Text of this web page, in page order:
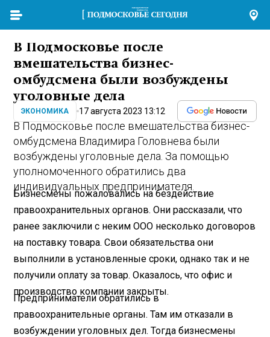
В Подмосковье после
вмешательства бизнес-
омбудсмена были возбуждены
уголовные дела
ЭКОНОМИКА 17 августа 2023 13:12
В Подмосковье после вмешательства бизнес-
омбудсмена Владимира Головнева были
возбуждены уголовные дела. За помощью
уполномоченного обратились два
индивидуальных предпринимателя.
Бизнесмены пожаловались на бездействие
правоохранительных органов. Они рассказали, что
ранее заключили с неким ООО несколько договоров
на поставку товара. Свои обязательства они
выполнили в установленные сроки, однако так и не
получили оплату за товар. Оказалось, что офис и
производство компании закрыты.
Предприниматели обратились в
правоохранительные органы. Там им отказали в
возбуждении уголовных дел. Тогда бизнесмены